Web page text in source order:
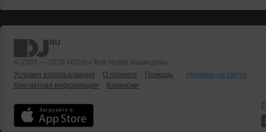
© 2001 — 2026 «DJ.ru» Все права защищены.
Условия использования
О проекте Помощь
Реклама на сайте
Контактная информация
Вакансии